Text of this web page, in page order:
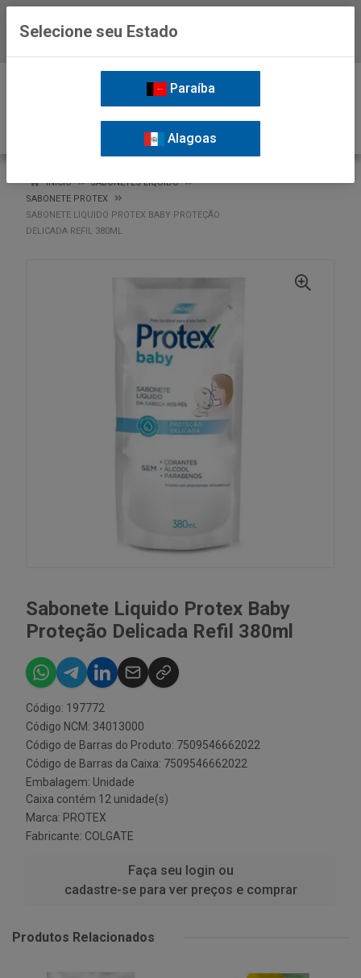
INÍCIO
SABONETES LIQUIDO
SABONETE PROTEX
SABONETE LIQUIDO PROTEX BABY PROTEÇÃO
DELICADA REFIL 380ML
Sabonete Liquido Protex Baby
Proteção Delicada Refil 380ml
Código: 197772
Código NCM: 34013000
Código de Barras do Produto: 7509546662022
Código de Barras da Caixa: 7509546662022
Embalagem: Unidade
Caixa contém 12 unidade(s)
Marca: PROTEX
Fabricante: COLGATE
Faça seu login ou
cadastre-se para ver preços e comprar
Produtos Relacionados
Selecione seu Estado
Paraíba
Alagoas